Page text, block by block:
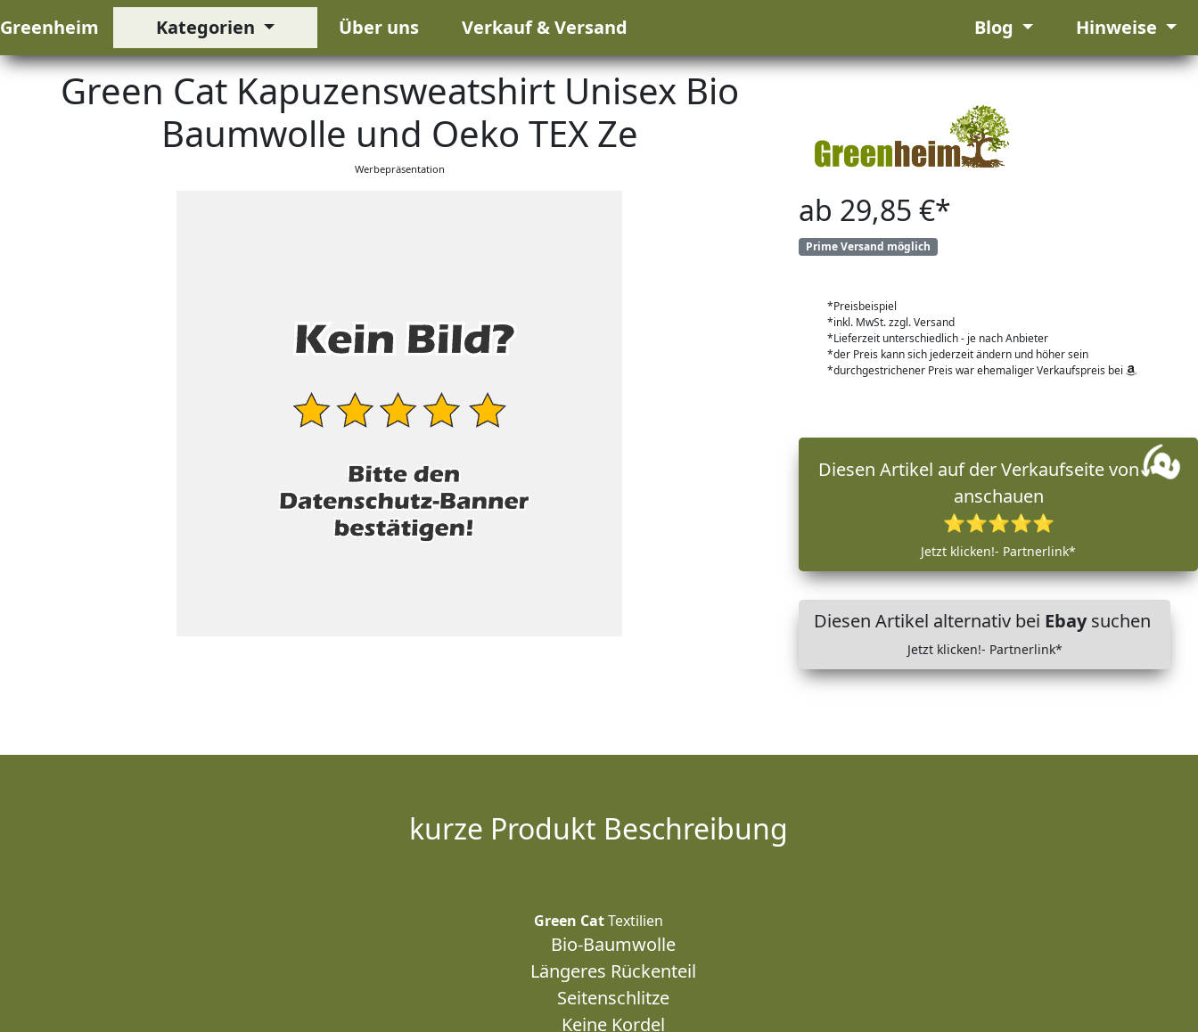
Greenheim Kategorien Über uns Verkauf & Versand Blog Hinweise
Green Cat Kapuzensweatshirt Unisex Bio
Baumwolle und Oeko TEX Ze
Werbepräsentation
ab 29,85 €*
Prime Versand möglich
*Preisbeispiel
*inkl. MwSt. zzgl. Versand
*Lieferzeit unterschiedlich - je nach Anbieter
*der Preis kann sich jederzeit ändern und höher sein
*durchgestrichener Preis war ehemaliger Verkaufspreis bei
Diesen Artikel auf der Verkaufseite von
anschauen
⭐⭐⭐⭐⭐
Jetzt klicken!- Partnerlink*
Diesen Artikel alternativ bei Ebaysuchen
Jetzt klicken!- Partnerlink*
kurze Produkt Beschreibung
Green CatTextilien
Bio-Baumwolle
Längeres Rückenteil
Seitenschlitze
Keine Kordel